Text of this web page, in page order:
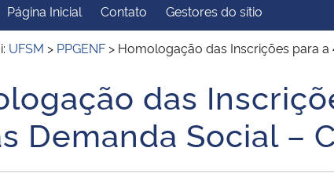
Ambiente Ministério do Turismo
Ministério do
Desenvolvimento
Gabinete de Segurança
Institucional
Advocacia-Geral da
Principal do Sítio
Página Inicial Contato Gestores do sítio
UFSM > PPGENF > Homologação das Inscrições para a
das
Demanda Social –